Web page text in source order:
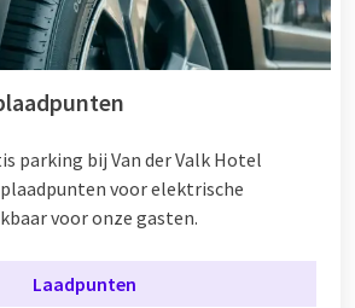
parking bij Van der Valk Hotel
voor elektrische
voor onze gasten.
Laadpunten